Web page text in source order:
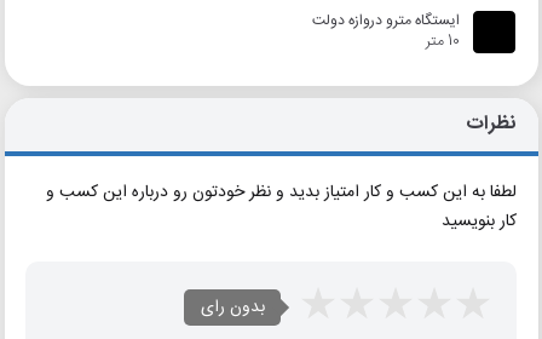
ایستگاه مترو دروازه دولت
10 متر
نظرات
لطفا به این کسب و کار امتیاز بدید و نظر خودتون رو درباره این کسب و
کار بنویسید
بدون رای